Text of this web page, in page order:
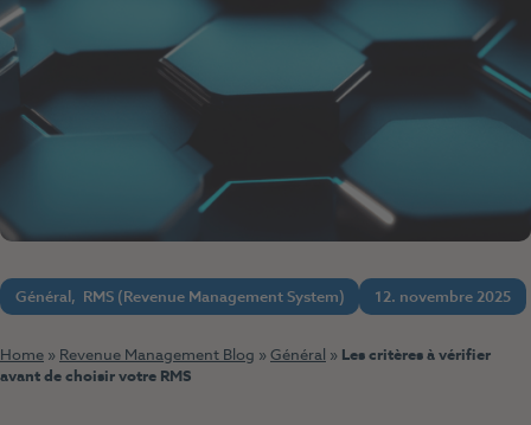
Général, RMS (Revenue Management System) 12. novembre 2025
Home » Revenue Management Blog » Général » Les critères à vérifier
avant de choisir votre RMS